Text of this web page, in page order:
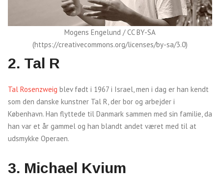
Mogens Engelund / CC BY-SA
(https://creativecommons.org/licenses/by-sa/3.0)
2. Tal R
Tal Rosenzweig blev født i 1967 i Israel, men i dag er han kendt
som den danske kunstner Tal R, der bor og arbejder i
København. Han flyttede til Danmark sammen med sin familie, da
han var et år gammel og han blandt andet været med til at
udsmykke Operaen.
3. Michael Kvium